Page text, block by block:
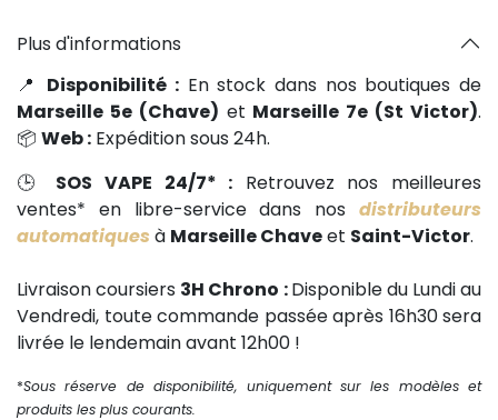
Plus d'informations
📍 Disponibilité : En stock dans nos boutiques de
Marseille 5e (Chave) et Marseille 7e (St Victor).
📦 Web : Expédition sous 24h.
🕒 SOS VAPE 24/7* : Retrouvez nos meilleures
ventes* en libre-service dans nos distributeurs
automatiques à Marseille Chaveet Saint-Victor.
Livraison coursiers 3H Chrono :Disponible du Lundi au
Vendredi, toute commande passée après 16h30 sera
livrée le lendemain avant 12h00 !
*Sous réserve de disponibilité, uniquement sur les modèles et
produits les plus courants.